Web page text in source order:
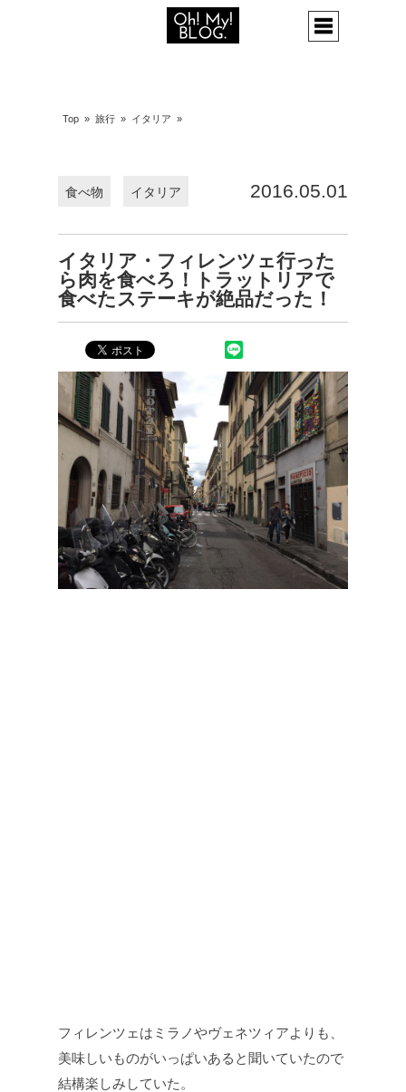
Top » 旅行 » イタリア »
2016.05.01
食べ物 イタリア
イタリア・フィレンツェ行った
ら肉を食べろ！トラットリアで
食べたステーキが絶品だった！
フィレンツェはミラノやヴェネツィアよりも、
美味しいものがいっぱいあると聞いていたので
結構楽しみしていた。